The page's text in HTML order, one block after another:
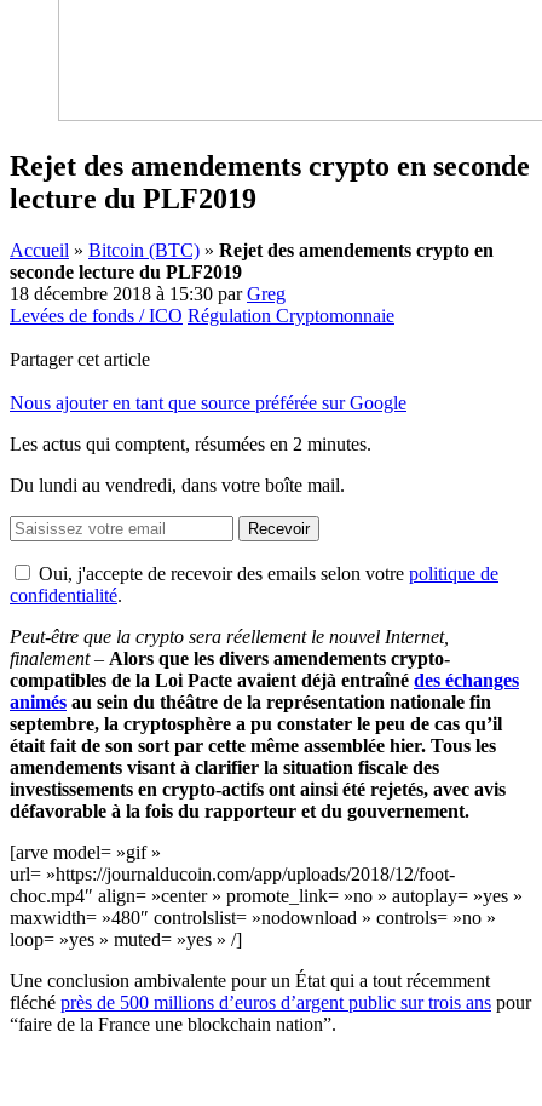
Rejet des amendements crypto en seconde
lecture du PLF2019
Accueil » Bitcoin (BTC) » Rejet des amendements crypto en
seconde lecture du PLF2019
18 décembre 2018 à 15:30 parGreg
Levées de fonds / ICO Régulation Cryptomonnaie
Partager cet article
Nous ajouter en tant que source préférée sur Google
Les actus qui comptent, résumées en 2 minutes.
Du lundi au vendredi, dans votre boîte mail.
Recevoir
Oui, j'accepte de recevoir des emails selon votre politique de
confidentialité.
Peut-être que la crypto sera réellement le nouvel Internet,
finalement– Alors que les divers amendements crypto-
compatibles de la Loi Pacte avaient déjà entraîné des échanges
animés au sein du théâtre de la représentation nationale fin
septembre, la cryptosphère a pu constater le peu de cas qu’il
était fait de son sort par cette même assemblée hier. Tous les
amendements visant à clarifier la situation fiscale des
investissements en crypto-actifs ont ainsi été rejetés, avec avis
défavorable à la fois du rapporteur et du gouvernement.
[arve model= »gif »
url= »https://journalducoin.com/app/uploads/2018/12/foot-
choc.mp4″ align= »center » promote_link= »no » autoplay= »yes »
maxwidth= »480″ controlslist= »nodownload » controls= »no »
loop= »yes » muted= »yes » /]
Une conclusion ambivalente pour un État qui a tout récemment
fléché près de 500 millions d’euros d’argent public sur trois ans pour
“faire de la France une blockchain nation”.